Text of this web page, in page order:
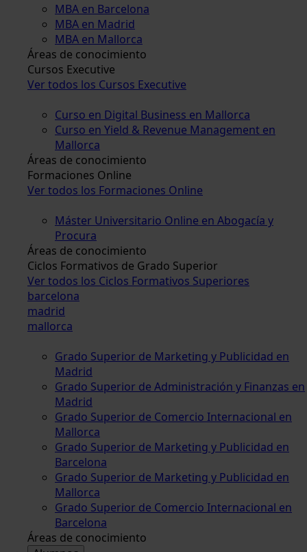
MBA en Barcelona
MBA en Madrid
MBA en Mallorca
Áreas de conocimiento
Cursos Executive
Ver todos los Cursos Executive
Curso en Digital Business en Mallorca
Curso en Yield & Revenue Management en
Mallorca
Áreas de conocimiento
Formaciones Online
Ver todos los Formaciones Online
Máster Universitario Online en Abogacía y
Procura
Áreas de conocimiento
Ciclos Formativos de Grado Superior
Ver todos los Ciclos Formativos Superiores
barcelona
madrid
mallorca
Grado Superior de Marketing y Publicidad en
Madrid
Grado Superior de Administración y Finanzas en
Madrid
Grado Superior de Comercio Internacional en
Mallorca
Grado Superior de Marketing y Publicidad en
Barcelona
Grado Superior de Marketing y Publicidad en
Mallorca
Grado Superior de Comercio Internacional en
Barcelona
Áreas de conocimiento